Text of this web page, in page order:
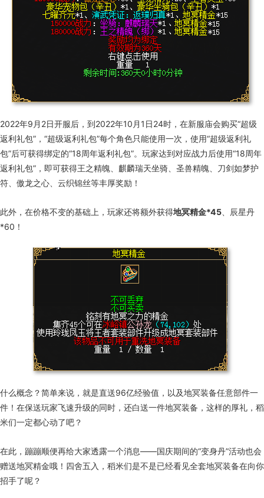
2022年9 月 2日开服后，到2022年10 月 1 日24时，在新服庙会购买“超级
返利礼包”，“超级返利礼包”每个角色只能使用一次，使用“超级返利礼
包”后可获得绑定的“18周年返利礼包”。玩家达到对应战力后使用“18周年
返利礼包”，即可获得王之精魄、麒麟瑞天坐骑、圣兽精魄、刀剑如梦护
符、傲龙之心、云织锦丝等丰厚奖励！
此外，在价格不变的基础上，玩家还将额外获得地冥精金*45 、辰星丹
*60 ！
什么概念？简单来说，就是直送96亿经验值，以及地冥装备任意部件一
件！在保送玩家飞速升级的同时，还白送一件地冥装备，这样的厚礼，稻
米们一定都心动了吧？
在此，蹦蹦顺便再给大家透露一个消息——国庆期间的“变身丹”活动也会
赠送地冥精金哦！四舍五入，稻米们是不是已经看见全套地冥装备在向你
招手了呢？